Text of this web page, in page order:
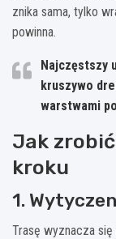
znika sama, tylko
powinna.
Najczęstszy
kruszywo
warstwami po
Jak
kroku
1.
Trasę wyznacza się